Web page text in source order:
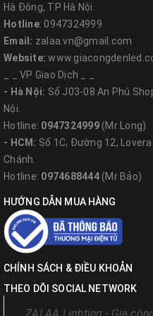
Catalog sản phẩm:
Hà Đông, TP Hà Nội.
Hotline: 0947324999
Email: zalaa.vn@gmail.com
Website:
_ _ VP Giao Dịch _ _
- Hà Nội: Số J03-08 An Phú
Nội.
Hotline: 0947324999(Mr Long)
- HCM: Số 1C, Đường 12,
Chánh.
Hotline: 0974688444(Mr Bảo)
HƯỚNG DẪN MUA HÀNG
CHÍNH SÁCH & ĐIỀU KHOẢN
THEO DÕI SOCIAL NETWORK